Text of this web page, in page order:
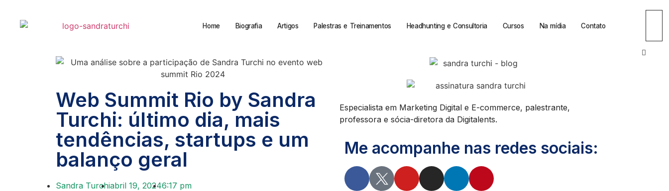
Home Biografia Artigos Palestras e Treinamentos Headhunting e Consultoria Cursos Na mídia Contato
Web Summit Rio by Sandra
Turchi: último dia, mais
tendências, startups e um
balanço geral
Sandra Turchiabril 19, 20246:17 pm
Especialista em Marketing Digital e E-commerce, palestrante,
professora e sócia-diretora da Digitalents.
Me acompanhe nas redes sociais: